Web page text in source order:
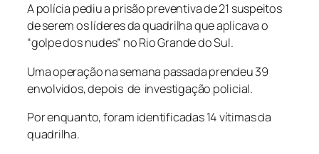
A polícia pediu a prisão preventiva de 21 suspeitos
de serem os líderes da quadrilha que aplicava o
“golpe dos nudes” no Rio Grande do Sul.
Uma operação na semana passada prendeu 39
envolvidos, depois de investigação policial.
Por enquanto, foram identificadas 14 vítimas da
quadrilha.